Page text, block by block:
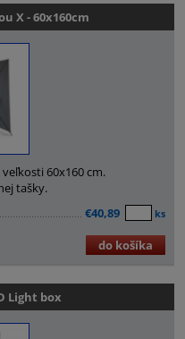
X - 60x160cm
60x160 cm.
tašky.
€40,89 ks
do košíka
Light box